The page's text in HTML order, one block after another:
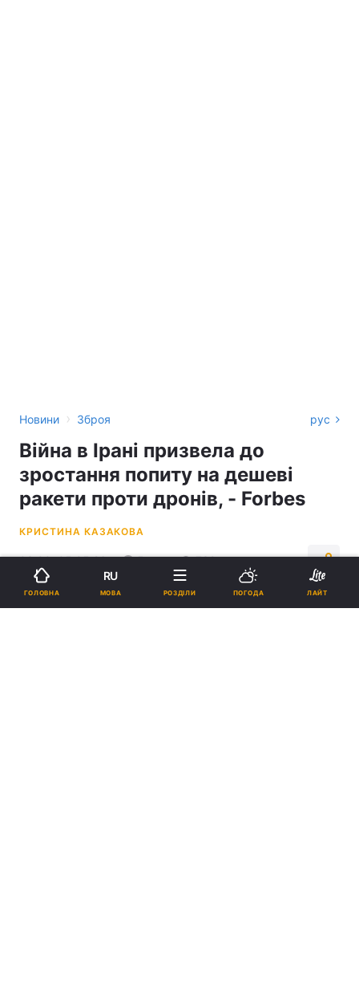
Новини › Зброя рус
Війна в Ірані призвела до
зростання попиту на дешеві
ракети проти дронів, - Forbes
КРИСТИНА КАЗАКОВА
03:00, 05.05.26 5 хв. 732
Підпишіться на нас в Google
ГОЛОВНА
RU
МОВА РОЗДІЛИ ПОГОДА ЛАЙТ